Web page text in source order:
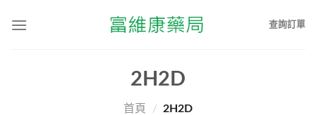
查詢訂單
2H2D
首頁 / 2H2D